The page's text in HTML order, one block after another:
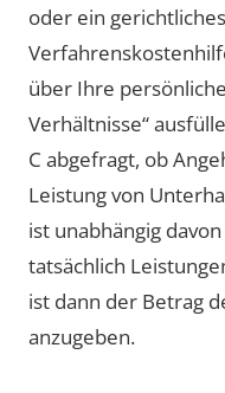
oder ein
über Ihre
Verhältnisse“
C abgefragt, ob
Leistung von
ist unabhängig
tatsächlich
ist dann der Betrag
anzugeben.